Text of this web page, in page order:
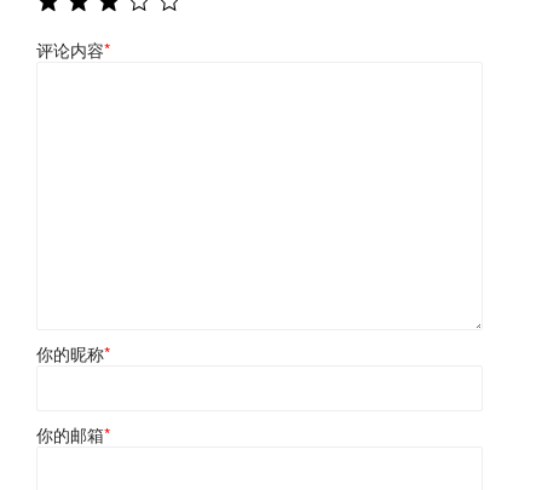
评论内容*
你的昵称*
你的邮箱*